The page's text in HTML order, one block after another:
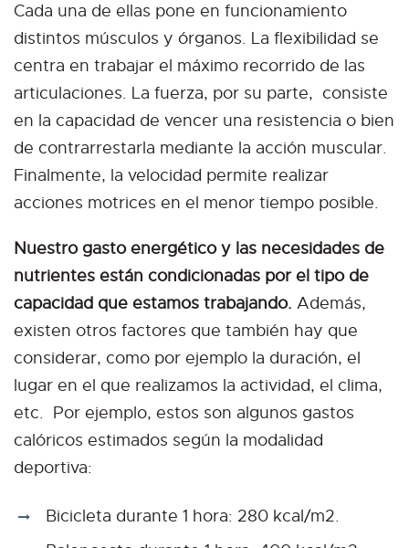
Cada una de ellas pone en funcionamiento
distintos músculos y órganos. La flexibilidad se
centra en trabajar el máximo recorrido de las
articulaciones. La fuerza, por su parte, consiste
en la capacidad de vencer una resistencia o bien
de contrarrestarla mediante la acción muscular.
Finalmente, la velocidad permite realizar
acciones motrices en el menor tiempo posible.
Nuestro gasto energético y las necesidades de
nutrientes están condicionadas por el tipo de
capacidad que estamos trabajando. Además,
existen otros factores que también hay que
considerar, como por ejemplo la duración, el
lugar en el que realizamos la actividad, el clima,
etc. Por ejemplo, estos son algunos gastos
calóricos estimados según la modalidad
deportiva:
Bicicleta durante 1 hora: 280 kcal/m2.